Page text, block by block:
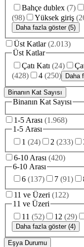
Bahçe dublex (7)
(98) Yüksek giriş (
Daha fazla göster (5)
Üst Katlar (2.013)
Üst Katlar
Çatı Katı (24)
(428) 4 (250) Daha
Binanın Kat Sayısı
Binanın Kat Sayısı
1-5 Arası (1.968)
1-5 Arası
1 (24) 2 (233)
6-10 Arası (420)
6-10 Arası
6 (137) 7 (91)
11 ve Üzeri (122)
11 ve Üzeri
11 (52) 12 (29)
Daha fazla göster (4)
Eşya Durumu